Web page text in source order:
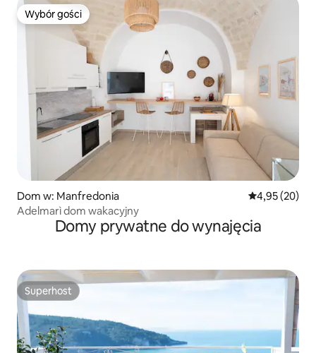
Wybór gości
Wybór gości
Dom w: Manfredonia Średnia
4,95 (20)
Adelmarì dom wakacyjny
Domy prywatne do wynajęcia
Superhost
Superhost